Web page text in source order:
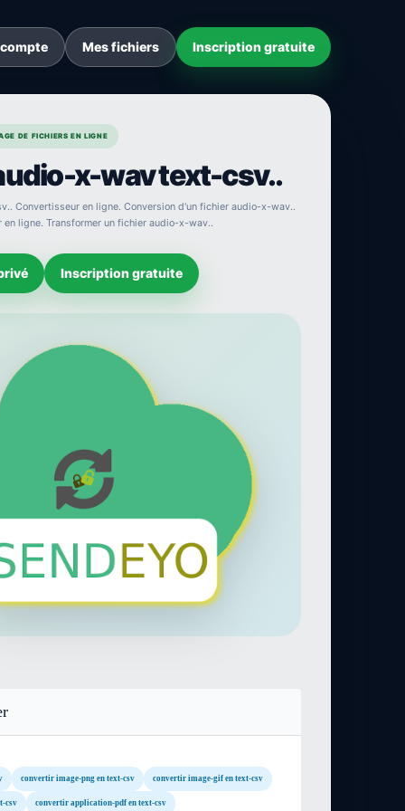
Mes fichiers Inscription gratuite
DE FICHIERS EN LIGNE
x-wav text-csv..
Convertisseur en ligne. Conversion d'un fichier audio-x-wav..
ligne. Transformer un fichier audio-x-wav..
Inscription gratuite
convertir image-png en text-csv convertir image-gif en text-csv
csv convertir application-pdf en text-csv